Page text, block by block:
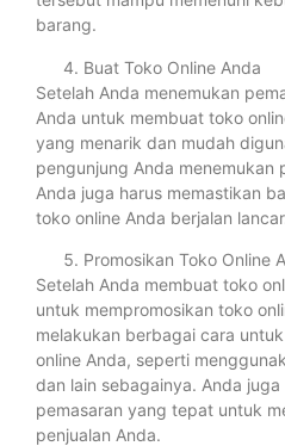
barang.
Buat Toko Online Anda
Setelah Anda menemukan
Anda untuk membuat toko
yang menarik dan mudah
pengunjung Anda menemukan
Anda juga harus memastikan
toko online Anda berjalan
Promosikan Toko Online
Setelah Anda membuat toko
untuk mempromosikan toko
melakukan berbagai cara
online Anda, seperti
dan lain sebagainya. Anda
pemasaran yang tepat untuk
penjualan Anda.